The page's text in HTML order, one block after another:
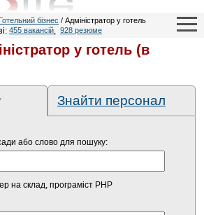
бізнес / Адміністратор у готель
455 вакансій, 928 резюме
у готель (в
Знайти персонал
або слово для пошуку:
на склад, програміст PHP